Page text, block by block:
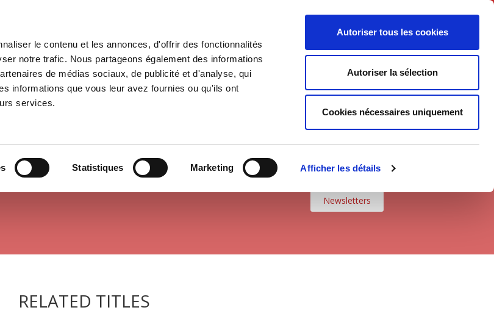
le contenu et les annonces, d'offrir des fonctionnalités
notre trafic. Nous partageons également des informations
de médias sociaux, de publicité et d'analyse, qui
informations que vous leur avez fournies ou qu'ils ont
services.
Statistiques Marketing Afficher les détails
Autoriser tous les cookies
Autoriser la sélection
Cookies nécessaires uniquement
English
History International Politics
FRENCH POLITICS
Newsletters
RELATED TITLES